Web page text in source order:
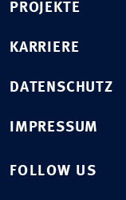
PROJEKTE
KARRIERE
DATENSCHUTZ
IMPRESSUM
FOLLOW US